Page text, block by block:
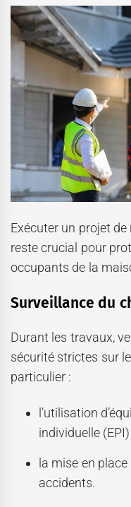
Exécuter un projet
reste crucial pour
occupants de la
Surveillance du
Durant les travaux,
sécurité strictes sur
particulier :
l’utilisation
individuelle
la mise en
accidents.